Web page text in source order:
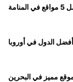
أفضل الدول في أوروبا
مميز في البحرين